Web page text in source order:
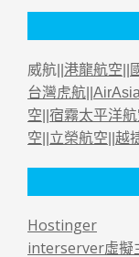
威航|| 港龍航空
台灣虎航
空 宿霧太平洋航
空 立榮航空 越
Hostinger
interserver虛擬